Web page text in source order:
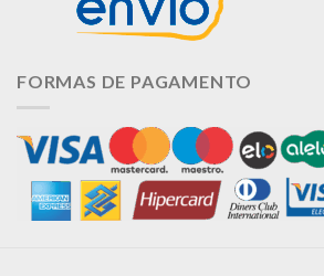
FORMAS DE PAGAMENTO